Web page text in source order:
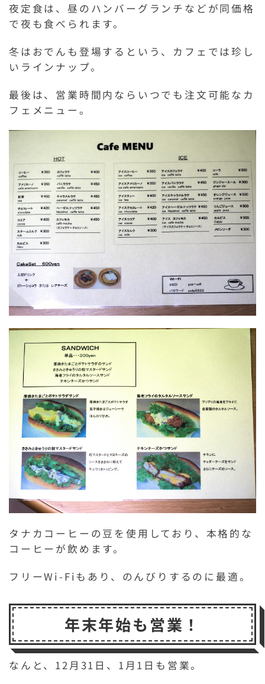
夜定食は、昼のハンバーグランチなどが同価格
で夜も食べられます。
冬はおでんも登場するという、カフェでは珍し
いラインナップ。
最後は、営業時間内ならいつでも注文可能なカ
フェメニュー。
タナカコーヒーの豆を使用しており、本格的な
コーヒーが飲めます。
フリーWi-Fiもあり、のんびりするのに最適。
年末年始も営業！
なんと、12月31日、1月1日も営業。